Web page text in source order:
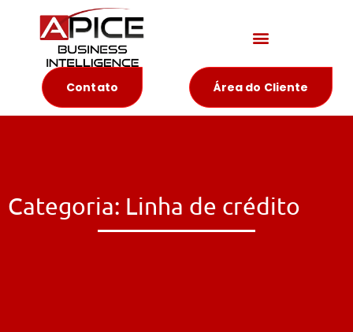
Contato Área do Cliente
Categoria: Linha de crédito